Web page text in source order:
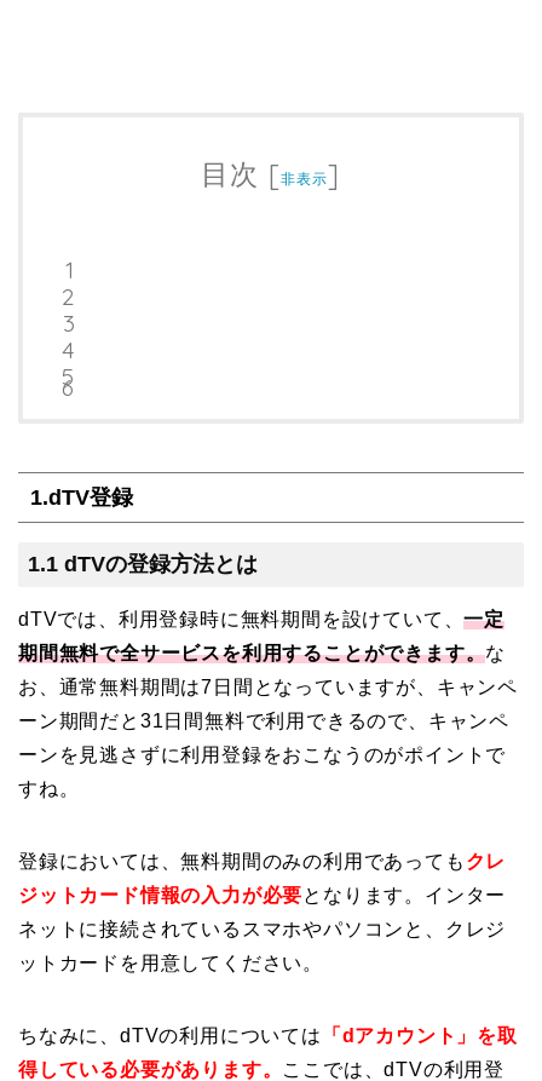
目次 [非表示]
1.dTV登録
1.1 dTVの登録方法とは
dTVでは、利用登録時に無料期間を設けていて、一定
期間無料で全サービスを利用することができます。な
お、通常無料期間は7日間となっていますが、キャンペ
ーン期間だと31日間無料で利用できるので、キャンペ
ーンを見逃さずに利用登録をおこなうのがポイントで
すね。
登録においては、無料期間のみの利用であっても クレ
ジットカード情報の入力が必要となります。インター
ネットに接続されているスマホやパソコンと、クレジ
ットカードを用意してください。
ちなみに、dTVの利用については
「dアカウント」を取
得している必要があります。 ここでは、dTVの利用登